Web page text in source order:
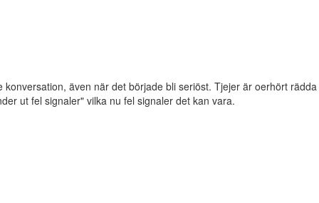
även när det började bli seriöst. Tjejer är oerhört rädda
ut fel signaler" vilka nu fel signaler det kan vara.